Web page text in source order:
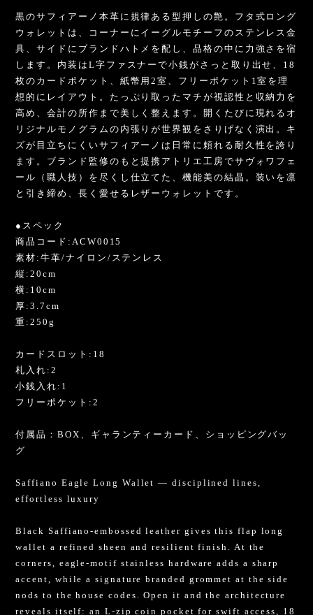
黒のサフィアーノ本革に規律ある型押しの艶。フタ式ロング
ウォレットは、コーナーにイーグルモチーフのステンレス金
具、サイドにブランドハトメを配し、品格の中に力強さを宿
します。内装はL字ファスナーで小銭がさっと取り出せ、18
枚のカードポケット、紙幣用2室、フリーポケット1室を理
想的にレイアウト。たっぷり取ったマチが視認性と収納力を
高め、会計の所作まで美しく整えます。開くたびに現れるオ
リジナルモノグラムの内張りが世界観をさりげなく演出。キ
ズが目立ちにくいサフィアーノは日常に頼れる耐久性を誇り
ます。ブランド監修のもと提携アトリエ工房でサヴォワフェ
ール（職人技）を尽くし仕立てた、機能美の結晶。装いを凛
と引き締め、長く愛せるレザーウォレットです。
●スペック
商品コード:ACW0015
素材:牛革/ナイロン/ステンレス
縦:20cm
横:10cm
厚:3.7cm
重:250g
カードスロット:18
札入れ:2
小銭入れ:1
フリーポケット:2
付属品：BOX、ギャランティーカード、ショッピングバッ
グ
Saffiano Eagle Long Wallet — disciplined lines,
effortless luxury
Black Saffiano-embossed leather gives this flap long
wallet a refined sheen and resilient finish. At the
corners, eagle-motif stainless hardware adds a sharp
accent, while a signature branded grommet at the side
nods to the house codes. Open it and the architecture
reveals itself: an L-zip coin pocket for swift access, 18